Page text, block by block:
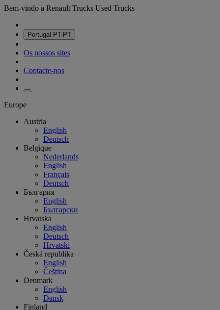
Bem-vindo a Renault Trucks Used Trucks
Portugal PT-PT
Os nossos sites
Contacte-nos
Europe
Austria
English
Deutsch
Belgique
Nederlands
English
Français
Deutsch
България
English
Български
Hrvatska
English
Deutsch
Hrvatski
Česká republika
English
Čeština
Denmark
English
Dansk
Finland